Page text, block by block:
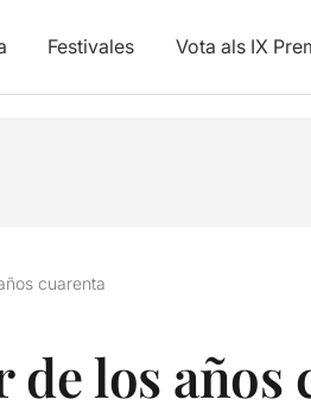
Festivales Vota als IX
cuarenta
los años